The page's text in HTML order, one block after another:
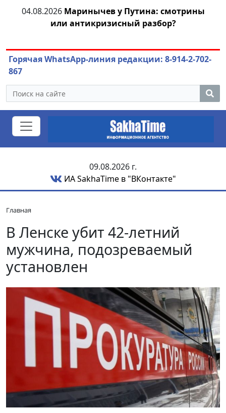
04.08.2026 Маринычев у Путина: смотрины
или антикризисный разбор?
Горячая WhatsApp-линия редакции: 8-914-2-702-
867
09.08.2026 г.
ИА SakhaTime в "ВКонтакте"
Главная
В Ленске убит 42-летний
мужчина, подозреваемый
установлен